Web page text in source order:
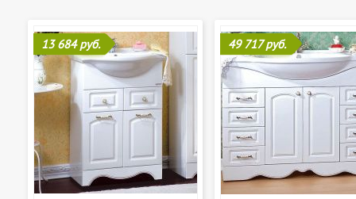
13 684 руб. 49 717 руб.